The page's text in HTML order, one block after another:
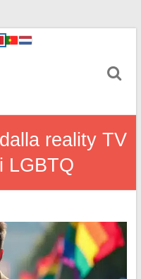
reality TV
LGBTQ